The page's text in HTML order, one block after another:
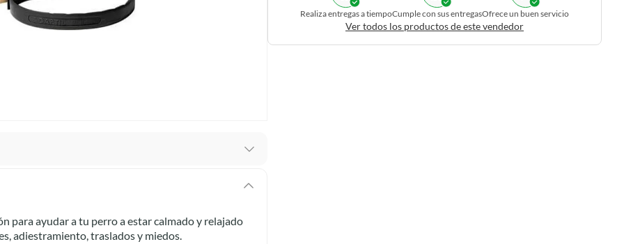
intactos y sin uso, tal como te lo entregamos. Ten
deteriorarse o caducar con rapidez.
para ayudar a tu perro a estar calmado y relajado
adiestramiento, traslados y miedos.
Realiza entregas a tiempoCumple con sus entregasOfrece un buen servicio
Ver todos los productos de este vendedor